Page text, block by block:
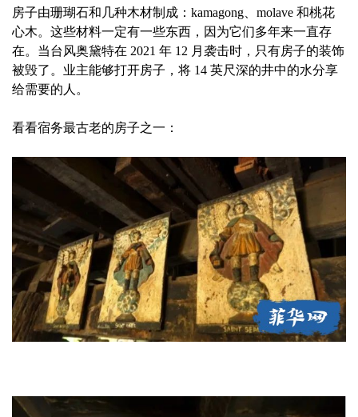
房子由珊瑚石和几种木材制成：kamagong、molave 和桃花
心木。这些材料一定有一些东西，因为它们多年来一直存
在。当台风奥黛特在 2021 年 12 月袭击时，只有房子的装饰
被毁了。业主能够打开房子，将 14 英尺深的井中的水分享
给需要的人。
看看宿务最古老的房子之一：